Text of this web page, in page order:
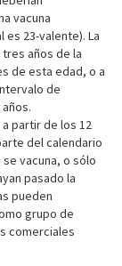
vacuna
23-valente). La
años de la
de esta edad, o a
de
partir de los 12
del calendario
vacuna, o sólo
pasado la
pueden
grupo de
comerciales